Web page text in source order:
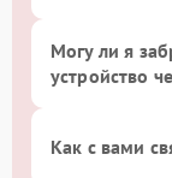
Могу ли я
устройство
Как с вами